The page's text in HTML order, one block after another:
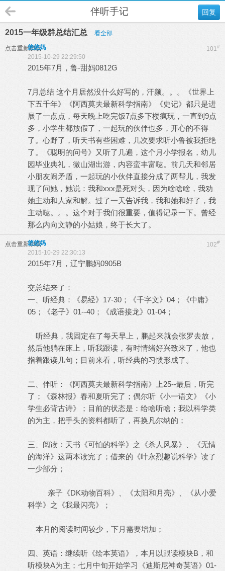
回复
伴听手记
2015一年级群总结汇总 看全部
点击重新加载 101#
悠悠妈
2015-10-29 22:29:50
2015年7月，鲁-甜妈0812G
7月总结 这个月居然没什么好写的，汗颜。。。《世界上
下五千年》《阿西莫夫最新科学指南》《史记》都只是进
展了一点点，每天晚上吃完饭7点多下楼疯玩，一直到9点
多，小学生都放假了，一起玩的伙伴也多，开心的不得
了。心野了，听天书有些困难，几次要求听小鲁被我拒绝
了。《聪明的问号》又听了几遍，这个月小学报名，幼儿
园毕业典礼，微山湖出游，内容蛮丰富哒。前几天和邻居
小朋友闹矛盾，一起玩的小伙伴直接分成了两帮儿，我发
现了问她，她说：我和xxx是死对头，因为啥啥啥，我劝
她主动和人家和解。过了一天告诉我，我和她和好了，我
主动哒。。。这个对于我们很重要，值得记录一下。曾经
那么内向文静的小姑娘，终于长大了。
点击重新加载 102#
悠悠妈
2015-10-29 22:30:13
2015年7月，辽宁鹏妈0905B
交总结来了：
一、听经典：《易经》17-30；《千字文》04；《中庸》
05；《老子》01--40；《成语接龙》01-04；
听经典，我固定在了每天早上，鹏起来就会张罗去放，
然后他躺在床上，听我跟读，有时情绪好兴致来了，他也
指着跟读几句；目前来看，听经典的习惯形成了。
二、伴听：《阿西莫夫最新科学指南》上25--最后，听完
了；《森林报》春和夏听完了；偶尔听《小一语文》《小
学生必背古诗》；目前的状态是：给啥听啥；我以科学类
的为主，把手头的资料都听了，再换凡尔纳的；
三、阅读：天书《可怕的科学》之《杀人风暴》、《无情
的海洋》这两本读完了；借来的《叶永烈趣说科学》读了
一少部分；
亲子《DK动物百科》、《太阳和月亮》、《从小爱
科学》之《我最闪亮》；
本月的阅读时间较少，下月需要增加；
四、英语：继续听《绘本英语》，本月以跟读模块B，和
听模块A为主；七月中旬开始学习《迪斯尼神奇英语》01-